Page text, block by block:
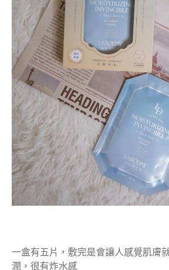
一盒有五片，敷完是會讓人感覺肌膚
潤，很有炸水感